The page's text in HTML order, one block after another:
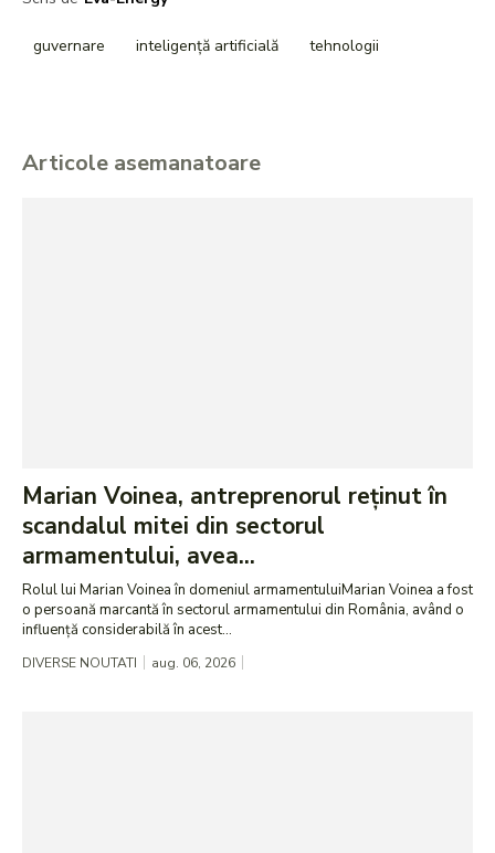
guvernare inteligență artificială tehnologii
Articole asemanatoare
Marian Voinea, antreprenorul reținut în
scandalul mitei din sectorul
armamentului, avea...
Rolul lui Marian Voinea în domeniul armamentuluiMarian Voinea a fost
o persoană marcantă în sectorul armamentului din România, având o
influență considerabilă în acest...
DIVERSE NOUTATI aug. 06, 2026